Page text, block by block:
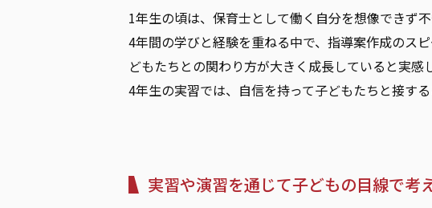
1年生の頃は、保育士として働く自分を想像できず不
4年間の学びと経験を重ねる中で、指導案作成のス
どもたちとの関わり方が大きく成長していると実感
4年生の実習では、自信を持って子どもたちと接す
実習や演習を通じて子どもの目線で考